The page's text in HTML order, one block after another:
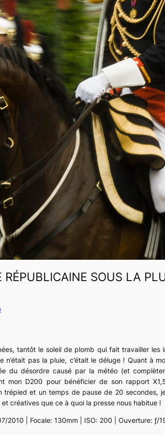
RÉPUBLICAINE SOUS LA
tantôt le soleil de plomb qui fait travailler les
pas la pluie, c’était le déluge ! Quant à
du désordre causé par la météo (et
mon D200 pour bénéficier de son rapport
trépied et un temps de pause de 20 secondes,
créatives que ce à quoi la presse nous habitue !
2010 | Focale: 130mm | ISO: 200 | Ouverture: ƒ/